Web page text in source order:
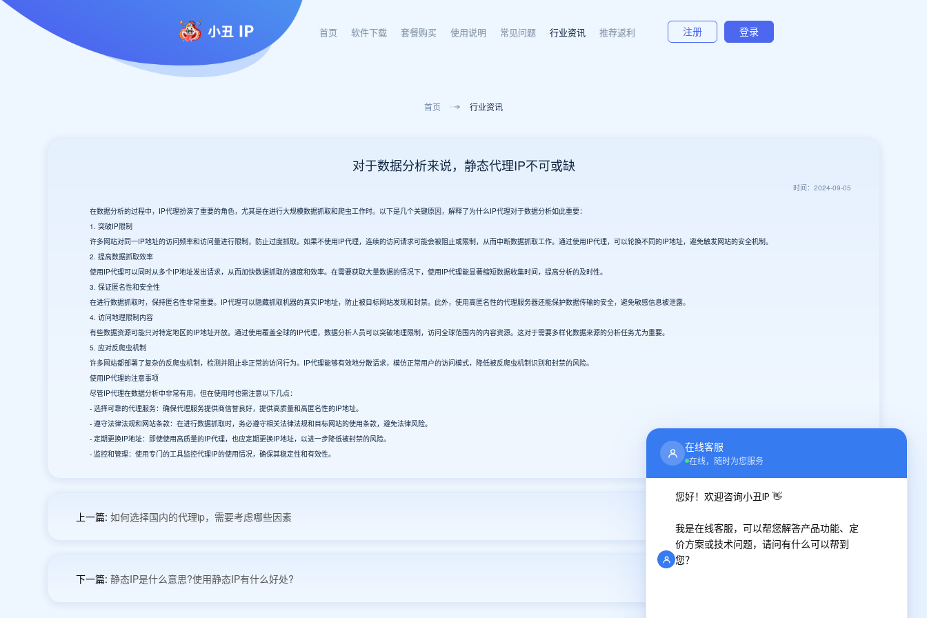
首页 软件下载 套餐购买 使用说明 常见问题 行业资讯 推荐返利 注册 登录
首页 行业资讯
对于数据分析来说，静态代理IP不可或缺
时间：2024-09-05
在数据分析的过程中，IP代理扮演了重要的角色，尤其是在进行大规模数据抓取和爬虫工作时。以下是几个关键原因，解释了为什么IP代理对于数据分析如此重要：
1. 突破IP限制
许多网站对同一IP地址的访问频率和访问量进行限制，防止过度抓取。如果不使用IP代理，连续的访问请求可能会被阻止或限制，从而中断数据抓取工作。通过使用IP代理，可以轮换不同的IP地址，避免触发网站的安全机制。
2. 提高数据抓取效率
使用IP代理可以同时从多个IP地址发出请求，从而加快数据抓取的速度和效率。在需要获取大量数据的情况下，使用IP代理能显著缩短数据收集时间，提高分析的及时性。
3. 保证匿名性和安全性
在进行数据抓取时，保持匿名性非常重要。IP代理可以隐藏抓取机器的真实IP地址，防止被目标网站发现和封禁。此外，使用高匿名性的代理服务器还能保护数据传输的安全，避免敏感信息被泄露。
4. 访问地理限制内容
有些数据资源可能只对特定地区的IP地址开放。通过使用覆盖全球的IP代理，数据分析人员可以突破地理限制，访问全球范围内的内容资源。这对于需要多样化数据来源的分析任务尤为重要。
5. 应对反爬虫机制
许多网站都部署了复杂的反爬虫机制，检测并阻止非正常的访问行为。IP代理能够有效地分散请求，模仿正常用户的访问模式，降低被反爬虫机制识别和封禁的风险。
使用IP代理的注意事项
尽管IP代理在数据分析中非常有用，但在使用时也需注意以下几点：
- 选择可靠的代理服务：确保代理服务提供商信誉良好，提供高质量和高匿名性的IP地址。
- 遵守法律法规和网站条款：在进行数据抓取时，务必遵守相关法律法规和目标网站的使用条款，避免法律风险。
- 定期更换IP地址：即使使用高质量的IP代理，也应定期更换IP地址，以进一步降低被封禁的风险。
- 监控和管理：使用专门的工具监控代理IP的使用情况，确保其稳定性和有效性。
上一篇: 如何选择国内的代理ip，需要考虑哪些因素
下一篇: 静态IP是什么意思?使用静态IP有什么好处?
在线客服
在线，随时为您服务
您好！欢迎咨询小丑IP 👋
我是在线客服，可以帮您解答产品功能、定
价方案或技术问题，请问有什么可以帮到
您？